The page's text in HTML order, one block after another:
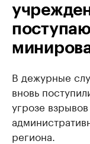
В дежурные
вновь
угрозе
региона.